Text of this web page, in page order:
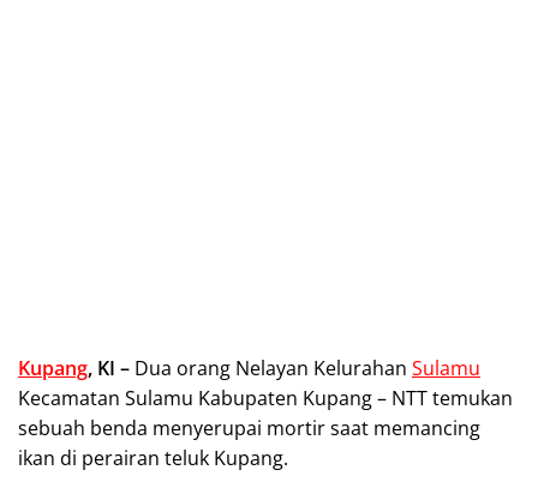
Kupang, KI – Dua orang Nelayan Kelurahan Sulamu
Kecamatan Sulamu Kabupaten Kupang – NTT temukan
sebuah benda menyerupai mortir saat memancing
ikan di perairan teluk Kupang.